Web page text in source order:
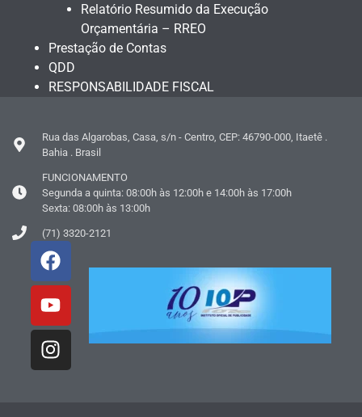
Relatório Resumido da Execução
Orçamentária – RREO
Prestação de Contas
QDD
RESPONSABILIDADE FISCAL
Rua das Algarobas, Casa, s/n - Centro, CEP: 46790-000, Itaetê .
Bahia . Brasil
FUNCIONAMENTO
Segunda a quinta: 08:00h às 12:00h e 14:00h às 17:00h
Sexta: 08:00h às 13:00h
(71) 3320-2121